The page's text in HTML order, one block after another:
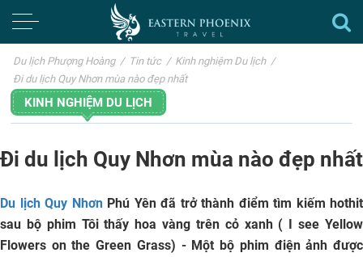
Du lịch Phượng Hoàng / Tin tức / Kinh nghiệm Du lịch /
Đi du lịch Quy Nhơn mùa nào đẹp nhất
KINH NGHIỆM DU LỊCH
Đi du lịch Quy Nhơn mùa nào đẹp nhất
Du lịch Quy NhơnPhú Yên đã trở thành điểm tìm kiếm hothit
sau bộ phim Tôi thấy hoa vàng trên cỏ xanh( I see Yellow
Flowers on the Green Grass) - Một bộ phim điện ảnh được